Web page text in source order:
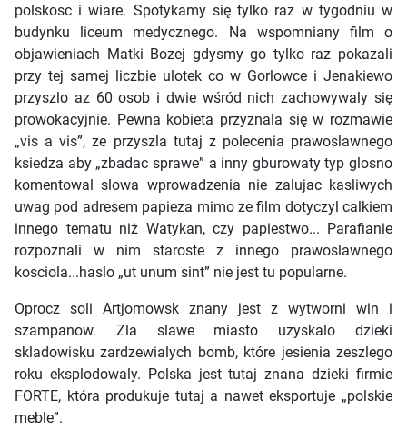
polskosc i wiare. Spotykamy się tylko raz w tygodniu w
budynku liceum medycznego. Na wspomniany film o
objawieniach Matki Bozej gdysmy go tylko raz pokazali
przy tej samej liczbie ulotek co w Gorlowce i Jenakiewo
przyszlo az 60 osob i dwie wśród nich zachowywaly się
prowokacyjnie. Pewna kobieta przyznala się w rozmawie
„vis a vis”, ze przyszla tutaj z polecenia prawoslawnego
ksiedza aby „zbadac sprawe” a inny gburowaty typ glosno
komentowal slowa wprowadzenia nie zalujac kasliwych
uwag pod adresem papieza mimo ze film dotyczyl calkiem
innego tematu niż Watykan, czy papiestwo... Parafianie
rozpoznali w nim staroste z innego prawoslawnego
kosciola...haslo „ut unum sint” nie jest tu popularne.
Oprocz soli Artjomowsk znany jest z wytworni win i
szampanow. Zla slawe miasto uzyskalo dzieki
skladowisku zardzewialych bomb, które jesienia zeszlego
roku eksplodowaly. Polska jest tutaj znana dzieki firmie
FORTE, która produkuje tutaj a nawet eksportuje „polskie
meble”.